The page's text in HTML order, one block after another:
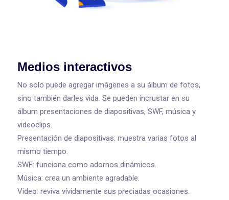
Medios interactivos
No solo puede agregar imágenes a su álbum de fotos,
sino también darles vida. Se pueden incrustar en su
álbum presentaciones de diapositivas, SWF, música y
videoclips.
Presentación de diapositivas: muestra varias fotos al
mismo tiempo.
SWF: funciona como adornos dinámicos.
Música: crea un ambiente agradable.
Video: reviva vívidamente sus preciadas ocasiones.